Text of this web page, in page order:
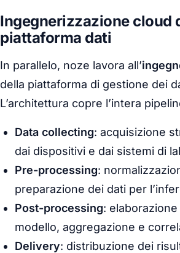
Ingegnerizzazione cloud
piattaforma dati
In parallelo, noze lavora all’
della piattaforma di gestione dei
L’architettura copre l’intera
Data collecting: acquisizione
dai dispositivi e dai sistemi di
Pre-processing:
preparazione dei dati per
Post-processing:
modello, aggregazione e
Delivery: distribuzione dei